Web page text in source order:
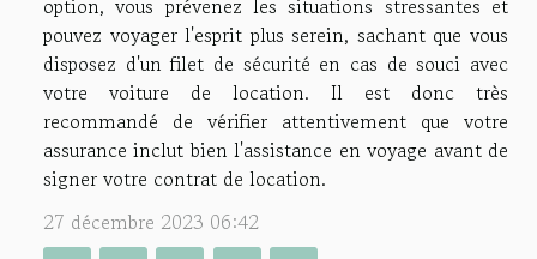
option, vous prévenez les situations stressantes et
pouvez voyager l'esprit plus serein, sachant que vous
disposez d'un filet de sécurité en cas de souci avec
votre voiture de location. Il est donc très
recommandé de vérifier attentivement que votre
assurance inclut bien l'assistance en voyage avant de
signer votre contrat de location.
27 décembre 2023 06:42